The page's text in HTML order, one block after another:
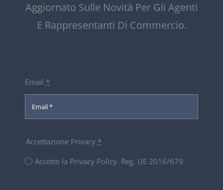
Aggiornato Sulle Novità Per Gli Agenti
E Rappresentanti Di Commercio.
Email *
Accettazione Privacy *
Accetto la Privacy Policy. Reg. UE 2016/679.